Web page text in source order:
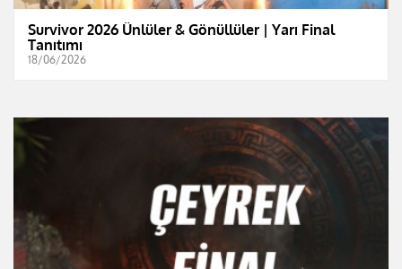
Survivor 2026 Ünlüler & Gönüllüler | Yarı Final
Tanıtımı
18/06/2026